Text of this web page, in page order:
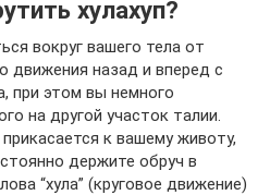
хулахуп?
вокруг вашего тела от
движения назад и вперед с
при этом вы немного
на другой участок талии.
к вашему животу,
держите обруч в
“хула” (круговое движение)